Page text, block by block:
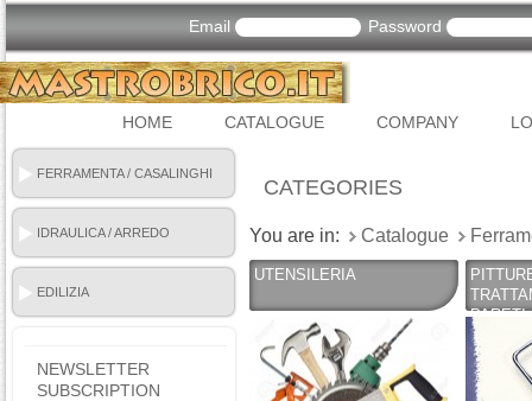
Email Password
HOME CATALOGUE COMPANY
FERRAMENTA / CASALINGHI
IDRAULICA / ARREDO
BAGNO
EDILIZIA
NEWSLETTER
SUBSCRIPTION
CATEGORIES
You are in: Catalogue
UTENSILERIA
PARETI